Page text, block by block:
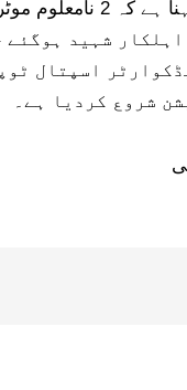
ہوٹل میں کھانا کھا
کردی جس کے نتیجے 2 پولیس
اسپتال
شروع کردیا ہے۔